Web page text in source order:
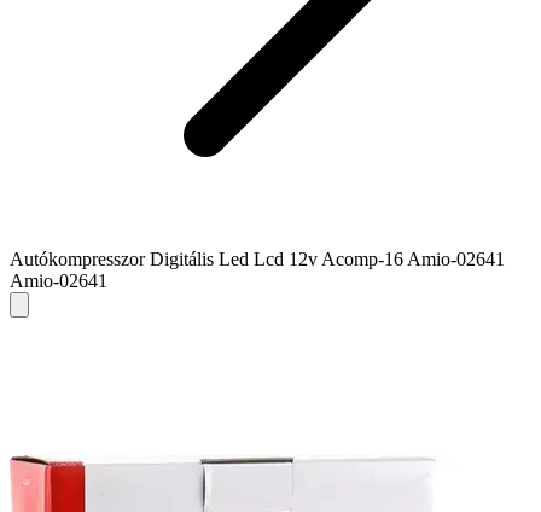
Autókompresszor Digitális Led Lcd 12v Acomp-16 Amio-02641
Amio-02641